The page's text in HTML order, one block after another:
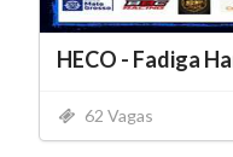
HECO - Fadiga
62 Vagas